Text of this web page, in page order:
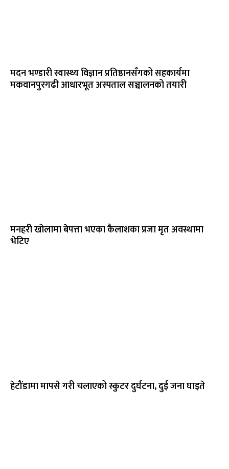
मदन भण्डारी स्वास्थ्य विज्ञान प्रतिष्ठानसँगको सहकार्यमा
मकवानपुरगढी आधारभूत अस्पताल सञ्चालनको तयारी
मनहरी खोलामा बेपत्ता भएका कैलाशका प्रजा मृत अवस्थामा
भेटिए
हेटौंडामा मापसे गरी चलाएको स्कुटर दुर्घटना, दुई जना घाइते